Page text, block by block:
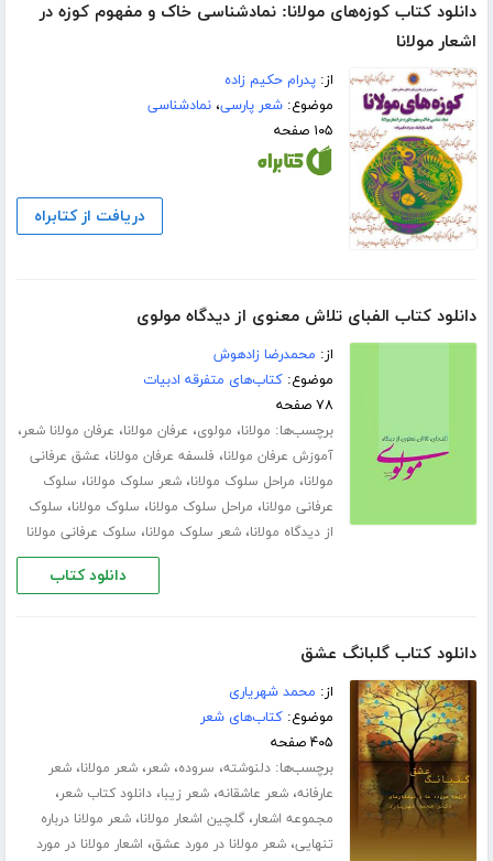
دانلود کتاب کوزه‌های مولانا: نمادشناسی خاک و مفهوم کوزه در
اشعار مولانا
از:پدرام حکیم زاده
موضوع:شعر پارسی،نمادشناسی
۱۰۵ صفحه
دریافت از کتابراه
دانلود کتاب الفبای تلاش معنوی از دیدگاه مولوی
از: محمدرضا زادهوش
موضوع:کتاب‌های متفرقه ادبیات
۷۸ صفحه
برچسب‌ها: مولانا، مولوی، عرفان مولانا، عرفان مولانا شعر،
آموزش عرفان مولانا، فلسفه عرفان مولانا، عشق عرفانی
مولانا، مراحل سلوک مولانا،شعر سلوک مولانا، سلوک
عرفانی مولانا، مراحل سلوک مولانا، سلوک مولانا، سلوک
از دیدگاه مولانا،شعر سلوک مولانا، سلوک عرفانی مولانا
دانلود کتاب
دانلود کتاب گلبانگ عشق
از: محمد شهریاری
موضوع:کتاب‌های شعر
۴۰۵ صفحه
برچسب‌ها:دلنوشته، سروده،شعر،شعر مولانا،شعر
عارفانه،شعر عاشقانه،شعر زیبا،دانلود کتاب شعر،
مجموعه اشعار،گلچین اشعار مولانا،شعر مولانا درباره
تنهایی،شعر مولانا در مورد عشق، اشعار مولانا در مورد